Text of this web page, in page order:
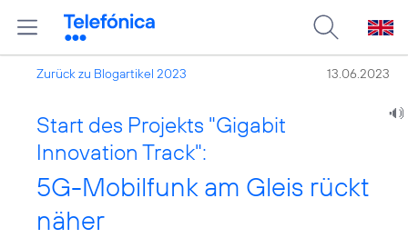
Zurück zu Blogartikel 2023 13.06.2023
Start des Projekts "Gigabit
Innovation Track":
5G-Mobilfunk am Gleis rückt
näher